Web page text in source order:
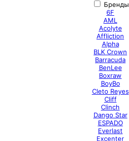
Бренды
6F
AML
Acolyte
Affliction
Alpha
BLK Crown
Barracuda
BenLee
Boxraw
BoyBo
Cleto Reyes
Cliff
Clinch
Dango Star
ESPADO
Everlast
Excenter